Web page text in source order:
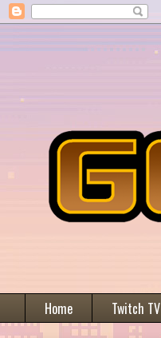
Home Twitch TV